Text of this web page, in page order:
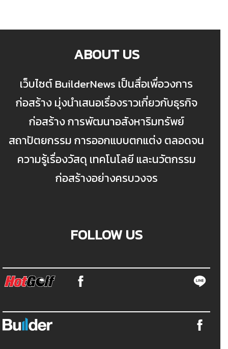
ABOUT US
เว็บไซต์ BuilderNews เป็นสื่อเพื่อวงการ
ก่อสร้าง มุ่งนำเสนอเรื่องราวเกี่ยวกับธุรกิจ
ก่อสร้าง การพัฒนาอสังหาริมทรัพย์
สถาปัตยกรรม การออกแบบตกแต่ง ตลอดจน
ความรู้เรื่องวัสดุ เทคโนโลยี และนวัตกรรม
ก่อสร้างอย่างครบวงจร
FOLLOW US